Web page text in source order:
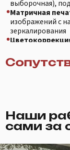
Наши
сами за
Вы можете